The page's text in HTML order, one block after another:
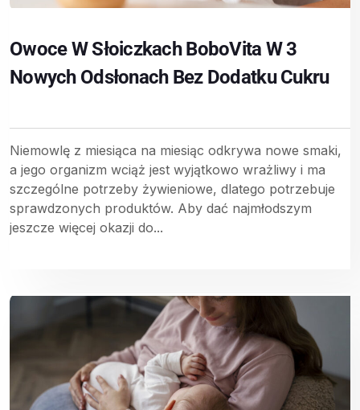
Owoce W Słoiczkach BoboVita W 3
Nowych Odsłonach Bez Dodatku Cukru
Niemowlę z miesiąca na miesiąc odkrywa nowe smaki,
a jego organizm wciąż jest wyjątkowo wrażliwy i ma
szczególne potrzeby żywieniowe, dlatego potrzebuje
sprawdzonych produktów. Aby dać najmłodszym
jeszcze więcej okazji do...